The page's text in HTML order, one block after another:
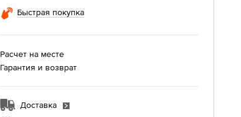
Быстрая покупка
Расчет на месте
Гарантия и возврат
Доставка